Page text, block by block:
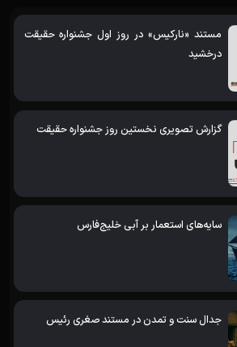
مستند «نارکیس» در روز اول جشنواره حقیقت
درخشید
گزارش تصویری نخستین روز جشنواره حقیقت
سایه‌های استعمار بر آبی خلیج‌فارس
جدال سنت و تمدن در مستند صغری رئیس